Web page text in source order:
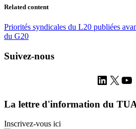
Related content
Priorités syndicales du L20 publiées
du G20
Suivez-nous
LinkedIn
X
La lettre d'information du
Inscrivez-vous ici